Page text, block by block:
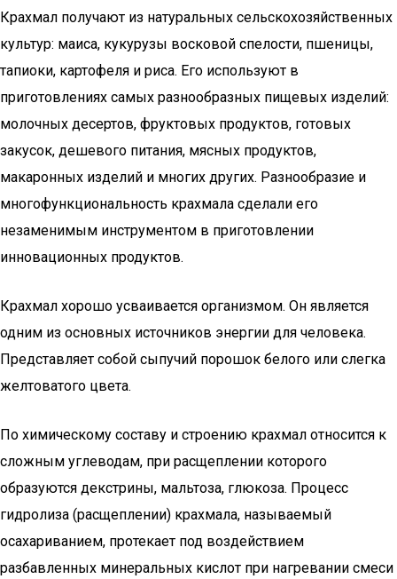
Крахмал получают из натуральных сельскохозяйственных
культур: маиса, кукурузы восковой спелости, пшеницы,
тапиоки, картофеля и риса. Его используют в
приготовлениях самых разнообразных пищевых изделий:
молочных десертов, фруктовых продуктов, готовых
закусок, дешевого питания, мясных продуктов,
макаронных изделий и многих других. Разнообразие и
многофункциональность крахмала сделали его
незаменимым инструментом в приготовлении
инновационных продуктов.
Крахмал хорошо усваивается организмом. Он является
одним из основных источников энергии для человека.
Представляет собой сыпучий порошок белого или слегка
желтоватого цвета.
По химическому составу и строению крахмал относится к
сложным углеводам, при расщеплении которого
образуются декстрины, мальтоза, глюкоза. Процесс
гидролиза (расщеплении) крахмала, называемый
осахариванием, протекает под воздействием
разбавленных минеральных кислот при нагревании смеси